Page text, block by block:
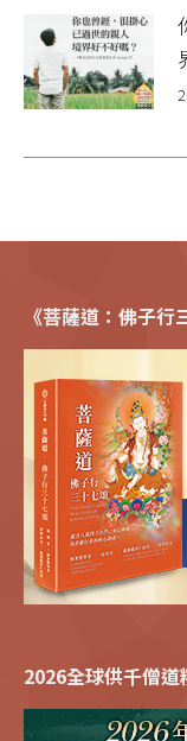
《菩薩道：佛子行
2026全球供千僧道